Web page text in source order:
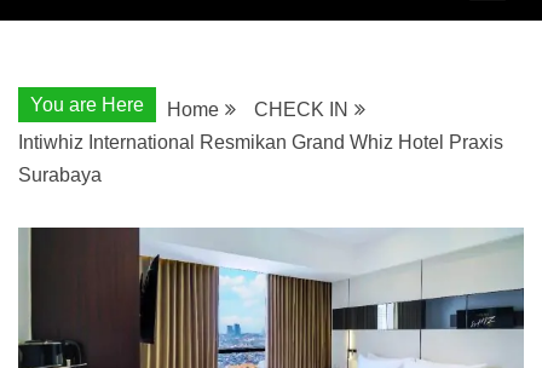
You are Here Home
CHECK IN
Intiwhiz International Resmikan Grand Whiz Hotel Praxis
Surabaya